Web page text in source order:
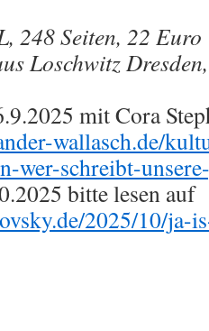
248 Seiten, 22 Euro
Loschwitz Dresden,
mit Cora
wallasch.de/
wer-schreibt-
bitte lesen auf
2025/10/ja-